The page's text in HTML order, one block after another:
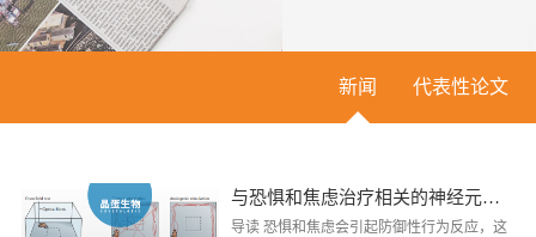
新闻 代表性论文
与恐惧和焦虑治疗相关的神经元回路
导读 恐惧和焦虑会引起防御性行为反应，这